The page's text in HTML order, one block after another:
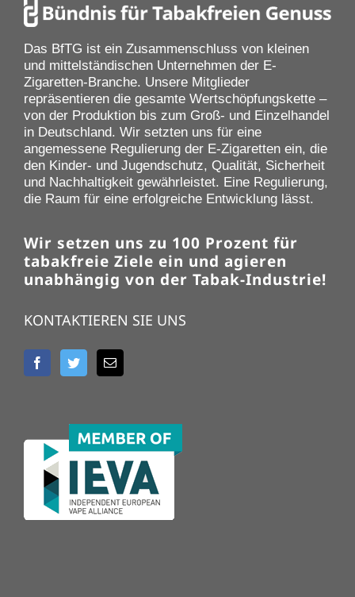
Das BfTG ist ein Zusammenschluss von kleinen
und mittelständischen Unternehmen der E-
Zigaretten-Branche. Unsere Mitglieder
repräsentieren die gesamte Wertschöpfungskette –
von der Produktion bis zum Groß- und Einzelhandel
in Deutschland. Wir setzten uns für eine
angemessene Regulierung der E-Zigaretten ein, die
den Kinder- und Jugendschutz, Qualität, Sicherheit
und Nachhaltigkeit gewährleistet. Eine Regulierung,
die Raum für eine erfolgreiche Entwicklung lässt.
Wir setzen uns zu 100 Prozent für
tabakfreie Ziele ein und agieren
unabhängig von der Tabak-Industrie!
KONTAKTIEREN SIE UNS